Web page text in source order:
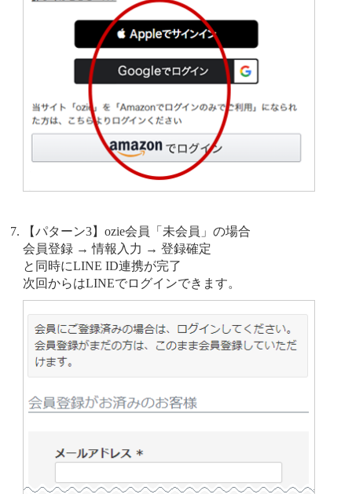
【パターン3】ozie会員「未会員」の場合
会員登録 → 情報入力 → 登録確定
と同時にLINE ID連携が完了
次回からはLINEでログインできます。